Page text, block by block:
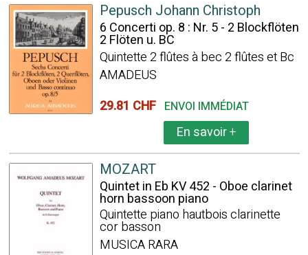
Pepusch Johann Christoph
6 Concerti op. 8 : Nr. 5 - 2 Blockflöten
2 Flöten u. BC
Quintette 2 flûtes à bec 2 flûtes et Bc
AMADEUS
29.81 CHF ENVOI IMMÉDIAT
En savoir+
MOZART
Quintet in Eb KV 452 - Oboe clarinet
horn bassoon piano
Quintette piano hautbois clarinette
cor basson
MUSICA RARA